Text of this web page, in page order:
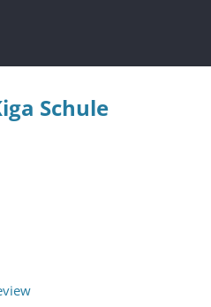
Schule